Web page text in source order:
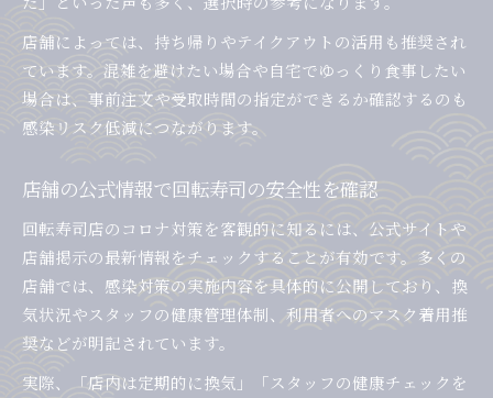
店舗によっては、持ち帰りやテイクアウトの活用も推奨され
ています。混雑を避けたい場合や自宅でゆっくり食事したい
場合は、事前注文や受取時間の指定ができるか確認するのも
感染リスク低減につながります。
店舗の公式情報で回転寿司の安全性を確認
回転寿司店のコロナ対策を客観的に知るには、公式サイトや
店舗掲示の最新情報をチェックすることが有効です。多くの
店舗では、感染対策の実施内容を具体的に公開しており、換
気状況やスタッフの健康管理体制、利用者へのマスク着用推
奨などが明記されています。
実際、「店内は定期的に換気」「スタッフの健康チェックを